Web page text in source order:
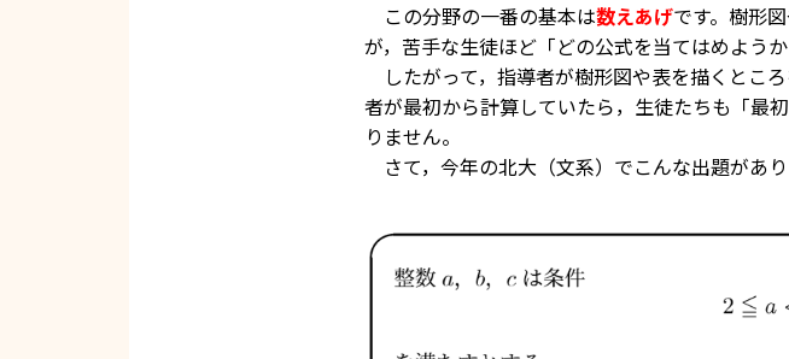
この分野の一番の基本は数えあげです。樹形
が，苦手な生徒ほど「どの公式を当てはめよう
したがって，指導者が樹形図や表を描くとこ
者が最初から計算していたら，生徒たちも「最
りません。
さて，今年の北大（文系）でこんな出題があり